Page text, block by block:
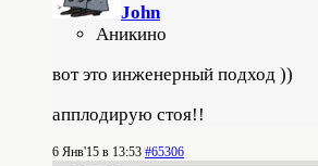
John
Аникино
вот это инженерный подход ))
апплодирую стоя!!
6 Янв'15 в 13:53 #65306